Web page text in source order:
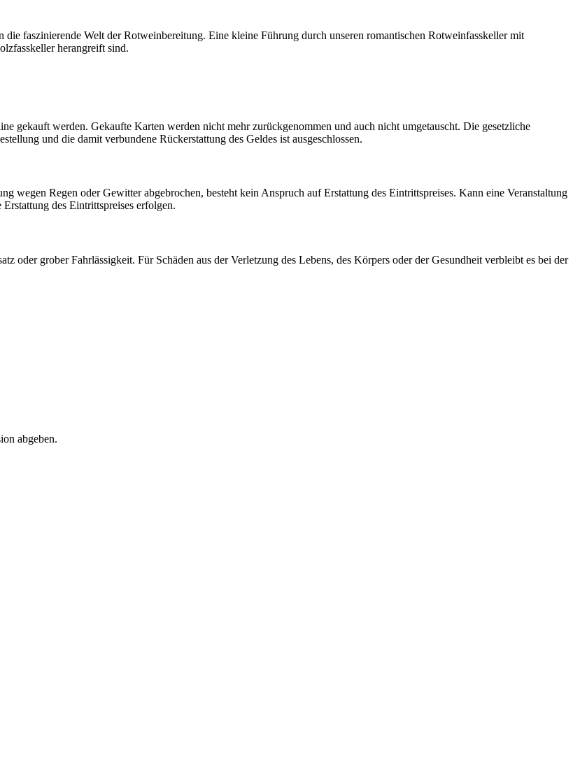
faszinierende Welt der Rotweinbereitung. Eine kleine Führung durch unseren romantischen Rotweinfasskeller mit
herangreift sind.
gekauft werden. Gekaufte Karten werden nicht mehr zurückgenommen und auch nicht umgetauscht. Die gesetzliche
und die damit verbundene Rückerstattung des Geldes ist ausgeschlossen.
wegen Regen oder Gewitter abgebrochen, besteht kein Anspruch auf Erstattung des Eintrittspreises. Kann eine Veranstaltung
des Eintrittspreises erfolgen.
oder grober Fahrlässigkeit. Für Schäden aus der Verletzung des Lebens, des Körpers oder der Gesundheit verbleibt es bei der
abgeben.